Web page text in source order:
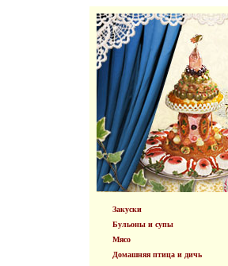
Закуски
Бульоны и супы
Мясо
Домашняя птица и дичь